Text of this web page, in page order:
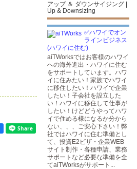
アップ ＆ ダウンサイジング |
Up & Downsizing
✅ハワイでオン
ラインビジネス
(ハワイに住む)
aiTWorksではお客様のハワイ
への海外進出・ハワイに住む
をサポートしています。ハワ
イに住みたい！家族でハワイ
に移住したい！ハワイで企業
したい！子会社を設立した
い！ハワイに移住して仕事が
したい！けどどうやってハワ
イで住める様になるか分から
ない、、、ご安心下さい！弊
社ではハワイに住む準備とし
て、投資E2ビザ・企業WEB
サイト制作・各種申請、業務
サポートなど必要な準備を全
てaiTWorksがサポート...